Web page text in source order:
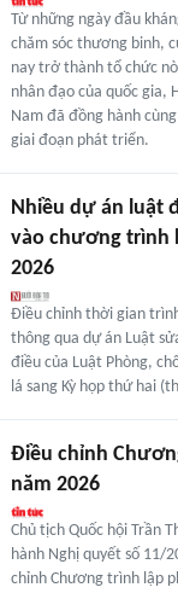
Từ những ngày đầu
chăm sóc thương binh,
nay trở thành tổ chức
nhân đạo của quốc gia,
Nam đã đồng hành
giai đoạn phát triển.
Nhiều dự án luật
vào chương trình
2026
Điều chỉnh thời gian
thông qua dự án Luật
điều của Luật Phòng,
lá sang Kỳ họp thứ hai
Điều chỉnh
năm 2026
Chủ tịch Quốc hội Trần
hành Nghị quyết số 11/
chỉnh Chương trình lập